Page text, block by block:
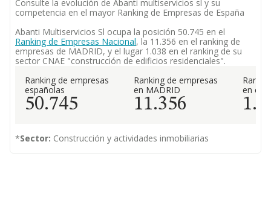
Consulte la evolución de Abanti multiservicios sl y su
competencia en el mayor Ranking de Empresas de España
Abanti Multiservicios Sl ocupa la posición 50.745 en el
Ranking de Empresas Nacional, la 11.356 en el ranking de
empresas de MADRID, y el lugar 1.038 en el ranking de su
sector CNAE "construcción de edificios residenciales".
Ranking de empresas
españolas
50.745
Ranking de empresas
en MADRID
11.356
en el
*Sector: Construcción y actividades inmobiliarias